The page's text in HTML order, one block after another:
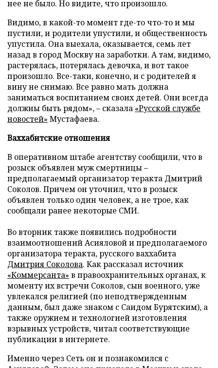
нее не было. Но видите, что произошло.
Видимо, в какой-то момент где-то что-то и мы
пустили, и родители упустили, и общественность
упустила. Она выехала, оказывается, семь лет
назад в город Москву на заработки. А там, видимо,
растерялась, потерялась девочка, и вот такое
произошло. Все-таки, конечно, и с родителей я
вину не снимаю. Все равно мать должна
заниматься воспитанием своих детей. Они всегда
должны быть рядом», – сказала «Русской службе
новостей» Мустафаева.
Ваххабитские отношения
В оперативном штабе агентству сообщили, что в
розыск объявлен муж смертницы –
предполагаемый организатор теракта Дмитрий
Соколов. Причем он уточнил, что в розыск
объявлен только один человек, а не трое, как
сообщали ранее некоторые СМИ.
Во вторник также появились подробности
взаимоотношений Асияловой и предполагаемого
организатора теракта, русского ваххабита
Дмитрия Соколова. Как рассказал источник
«Коммерсанта» в правоохранительных органах, к
моменту их встречи Соколов, сын военного, уже
увлекался религией (по неподтвержденным
данным, был даже знаком с Саидом Бурятским), а
также оружием и технологией изготовления
взрывных устройств, читал соответствующие
публикации в интернете.
Именно через Сеть он и познакомился с